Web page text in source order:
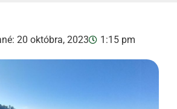
20 októbra, 2023 1:15 pm